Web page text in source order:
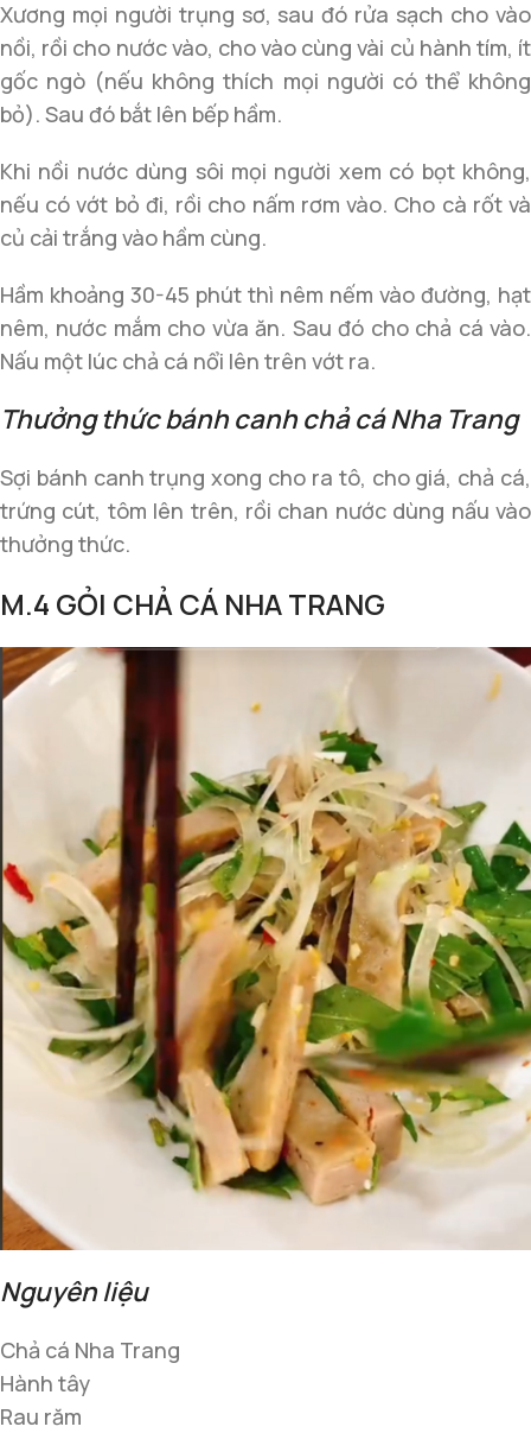
Xương mọi người trụng sơ, sau đó rửa sạch cho vào
nồi, rồi cho nước vào, cho vào cùng vài củ hành tím, ít
gốc ngò (nếu không thích mọi người có thể không
bỏ). Sau đó bắt lên bếp hầm.
Khi nồi nước dùng sôi mọi người xem có bọt không,
nếu có vớt bỏ đi, rồi cho nấm rơm vào. Cho cà rốt và
củ cải trắng vào hầm cùng.
Hầm khoảng 30-45 phút thì nêm nếm vào đường, hạt
nêm, nước mắm cho vừa ăn. Sau đó cho chả cá vào.
Nấu một lúc chả cá nổi lên trên vớt ra.
Thưởng thức bánh canh chả cá Nha Trang
Sợi bánh canh trụng xong cho ra tô, cho giá, chả cá,
trứng cút, tôm lên trên, rồi chan nước dùng nấu vào
thưởng thức.
M.4 GỎI CHẢ CÁ NHA TRANG
Nguyên liệu
Chả cá Nha Trang
Hành tây
Rau răm